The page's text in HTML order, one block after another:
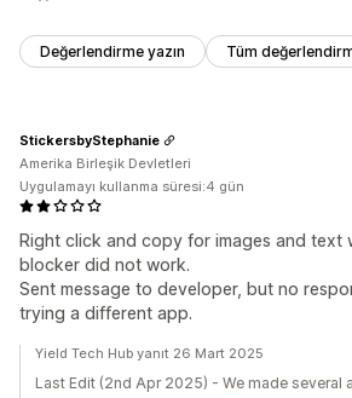
Değerlendirme yazın Tüm
Right click and copy for images and text
blocker did not work.
Sent message to developer, but no
trying a different app.
StickersbyStephanie
Amerika Birleşik Devletleri
Uygulamayı kullanma süresi:4 gün
Yield Tech Hub yanıt 26 Mart 2025
Last Edit (2nd Apr 2025) - We made several